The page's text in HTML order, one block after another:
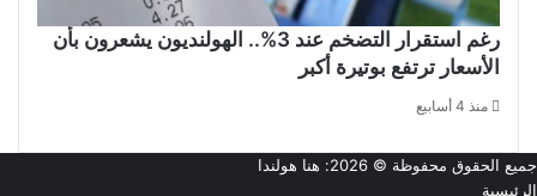
رغم استقرار التضخم عند 3%.. الهولنديون يشعرون بأن
الأسعار ترتفع بوتيرة أكبر
منذ 4 أسابيع
جميع الحقوق محفوظة © 2026:
هنا هولندا
الرئيسية